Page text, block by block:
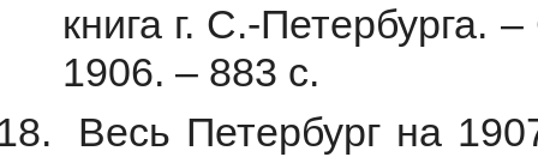
книга г. С.-
1906. – 883 с.
Весь Петербург на